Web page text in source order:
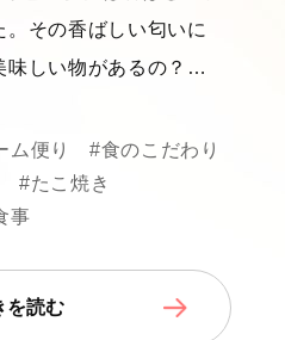
。その香ばしい匂いに
味しい物があるの？…
ム便り
#食のこだわり
#たこ焼き
事
を読む